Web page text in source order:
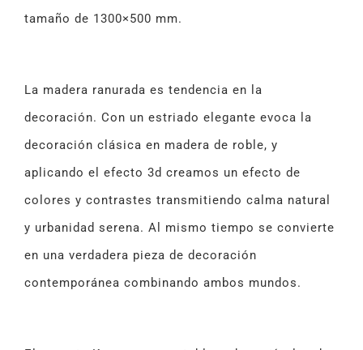
tamaño de 1300×500 mm.
La madera ranurada es tendencia en la
decoración. Con un estriado elegante evoca la
decoración clásica en madera de roble, y
aplicando el efecto 3d creamos un efecto de
colores y contrastes transmitiendo calma natural
y urbanidad serena. Al mismo tiempo se convierte
en una verdadera pieza de decoración
contemporánea combinando ambos mundos.